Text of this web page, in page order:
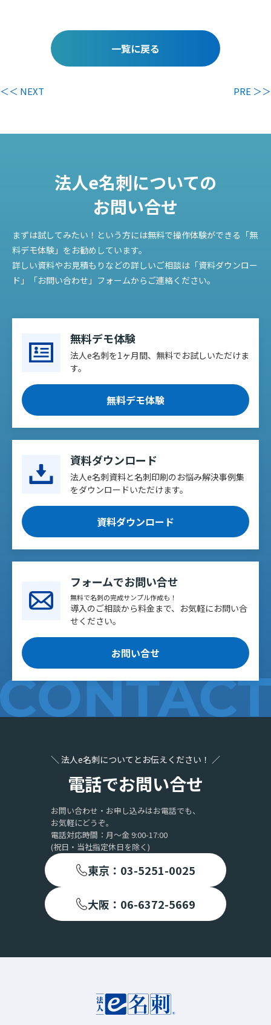
一覧に戻る
＜＜ NEXT PRE ＞＞
法人e名刺についての
お問い合せ
まずは試してみたい！という方には無料で操作体験ができる「無
料デモ体験」をお勧めしています。
詳しい資料やお見積もりなどの詳しいご相談は「資料ダウンロー
ド」「お問い合わせ」フォームからご連絡ください。
無料デモ体験
法人e名刺を1ヶ月間、無料でお試しいただけま
す。
無料デモ体験
資料ダウンロード
法人e名刺資料と名刺印刷のお悩み解決事例集
をダウンロードいただけます。
資料ダウンロード
フォームでお問い合せ
無料で名刺の完成サンプル作成も！
導入のご相談から料金まで、お気軽にお問い合
せください。
お問い合せ
＼ 法人e名刺についてとお伝えください！ ／
電話でお問い合せ
お問い合わせ・お申し込みはお電話でも、
お気軽にどうぞ。
電話対応時間：月〜金 9:00-17:00
(祝日・当社指定休日を除く)
東京：03-5251-0025
大阪：06-6372-5669